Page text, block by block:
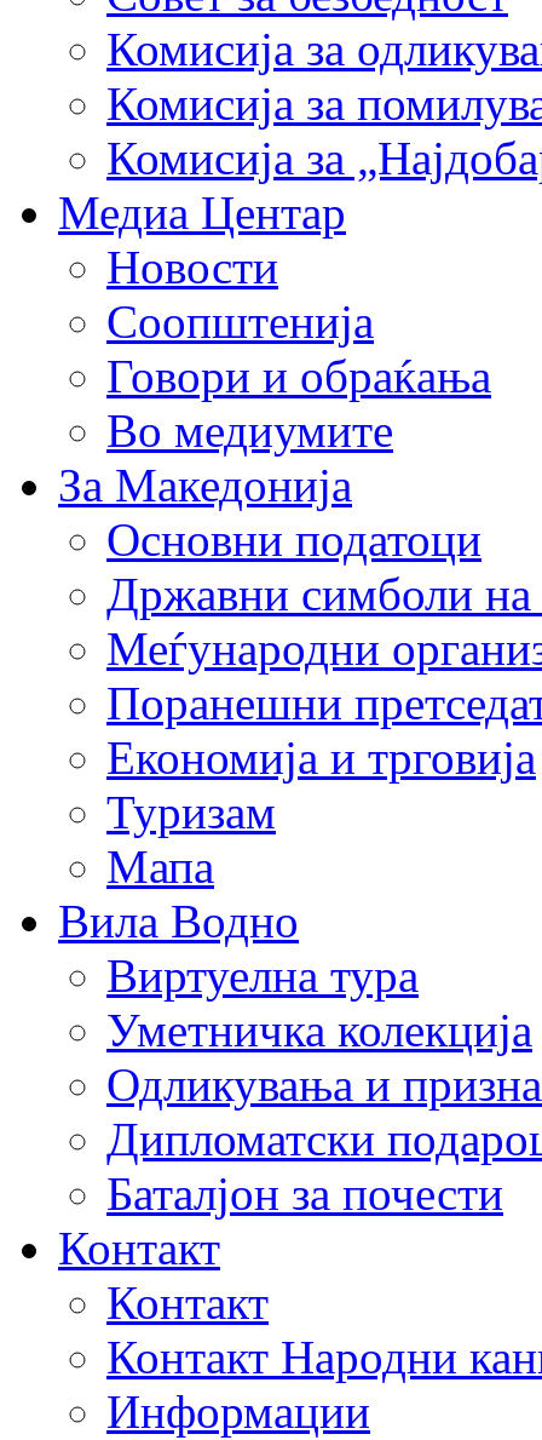
Комисија за
Комисија за
Комисија за
Медиа Центар
Новости
Соопштенија
Говори и обраќања
Во медиумите
За Македонија
Основни податоци
Државни симболи
Меѓународни
Поранешни
Економија и трговија
Туризам
Мапа
Вила Водно
Виртуелна тура
Уметничка колекција
Одликувања и
Дипломатски
Баталјон за почести
Контакт
Контакт
Контакт Народни
Информации